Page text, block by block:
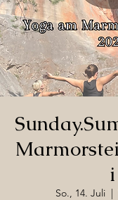
i
So., 14. Juli
  |